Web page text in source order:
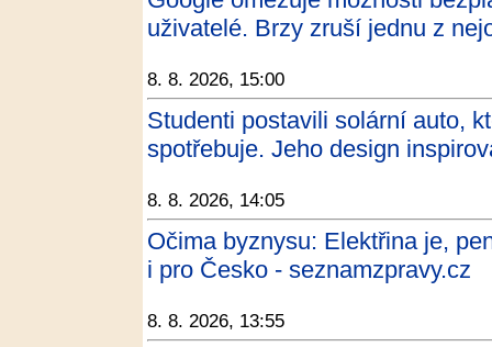
uživatelé. Brzy zruší jednu z
8. 8. 2026, 15:00
Studenti postavili solární auto,
spotřebuje. Jeho design
8. 8. 2026, 14:05
Očima byznysu: Elektřina je,
i pro Česko - seznamzpravy.cz
8. 8. 2026, 13:55